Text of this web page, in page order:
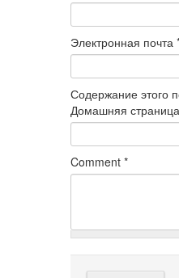
Электронная почта
Содержание этого
Домашняя страница
Comment *